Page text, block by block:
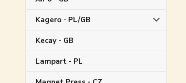
Kagero - PL/GB
Kecay - GB
Lampart - PL